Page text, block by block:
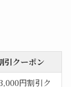
引クーポン
円割引ク